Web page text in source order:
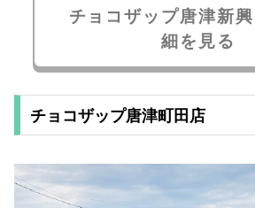
チョコザップ唐津新
細を見る
チョコザップ唐津町田店